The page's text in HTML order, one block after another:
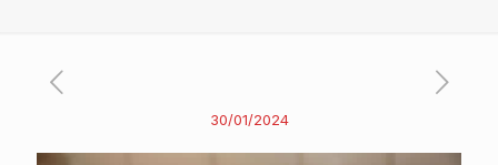
30/01/2024